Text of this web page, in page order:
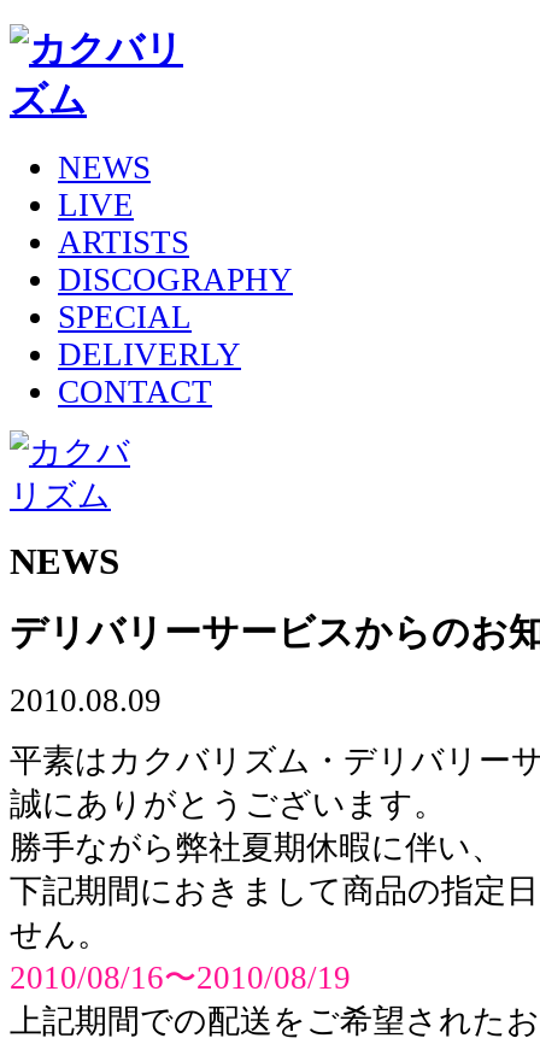
NEWS
LIVE
ARTISTS
DISCOGRAPHY
SPECIAL
DELIVERLY
CONTACT
NEWS
デリバリーサービスからのお
2010.08.09
平素はカクバリズム・デリバリー
誠にありがとうございます。
勝手ながら弊社夏期休暇に伴い、
下記期間におきまして商品の指定
せん。
2010/08/16〜2010/08/19
上記期間での配送をご希望された